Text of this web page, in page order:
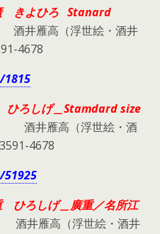
きよひろ Stanard
酒井雁高（浮世絵・酒井
4678
ひろしげ＿Stamdard size
酒井雁高（浮世絵・酒
4678
ひろしげ＿廣重／名所江
酒井雁高（浮世絵・酒井